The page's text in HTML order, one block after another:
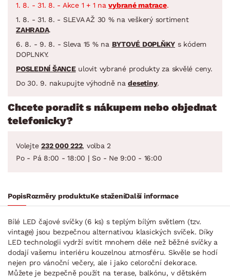
1. 8. - 31. 8. - Akce 1 + 1 navybrané matrace.
1. 8. - 31. 8. - SLEVA AŽ 30 % na veškerý sortiment
ZAHRADA.
6. 8. - 9. 8. - Sleva 15 % na BYTOVÉ DOPLŇKY s kódem
DOPLNKY.
POSLEDNÍ ŠANCEulovit vybrané produkty za skvělé ceny.
Do 30. 9. nakupujte výhodně nadesetiny.
Chcete poradit s nákupem nebo objednat
telefonicky?
Volejte 232 000 222, volba 2
Po - Pá 8:00 - 18:00 | So - Ne 9:00 - 16:00
PopisRozměry produktuKe staženíDalší informace
Bílé LED čajové svíčky (6 ks) s teplým bílým světlem (tzv.
vintage) jsou bezpečnou alternativou klasických svíček. Díky
LED technologii vydrží svítit mnohem déle než běžné svíčky a
dodají vašemu interiéru kouzelnou atmosféru. Skvěle se hodí
nejen pro vánoční večery, ale i jako celoroční dekorace.
Můžete je bezpečně použít na terase, balkónu, v dětském